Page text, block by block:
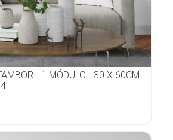
- 1 MÓDULO - 30 X 60CM-